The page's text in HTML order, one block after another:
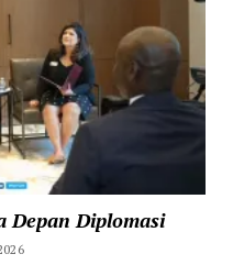
Depan Diplomasi